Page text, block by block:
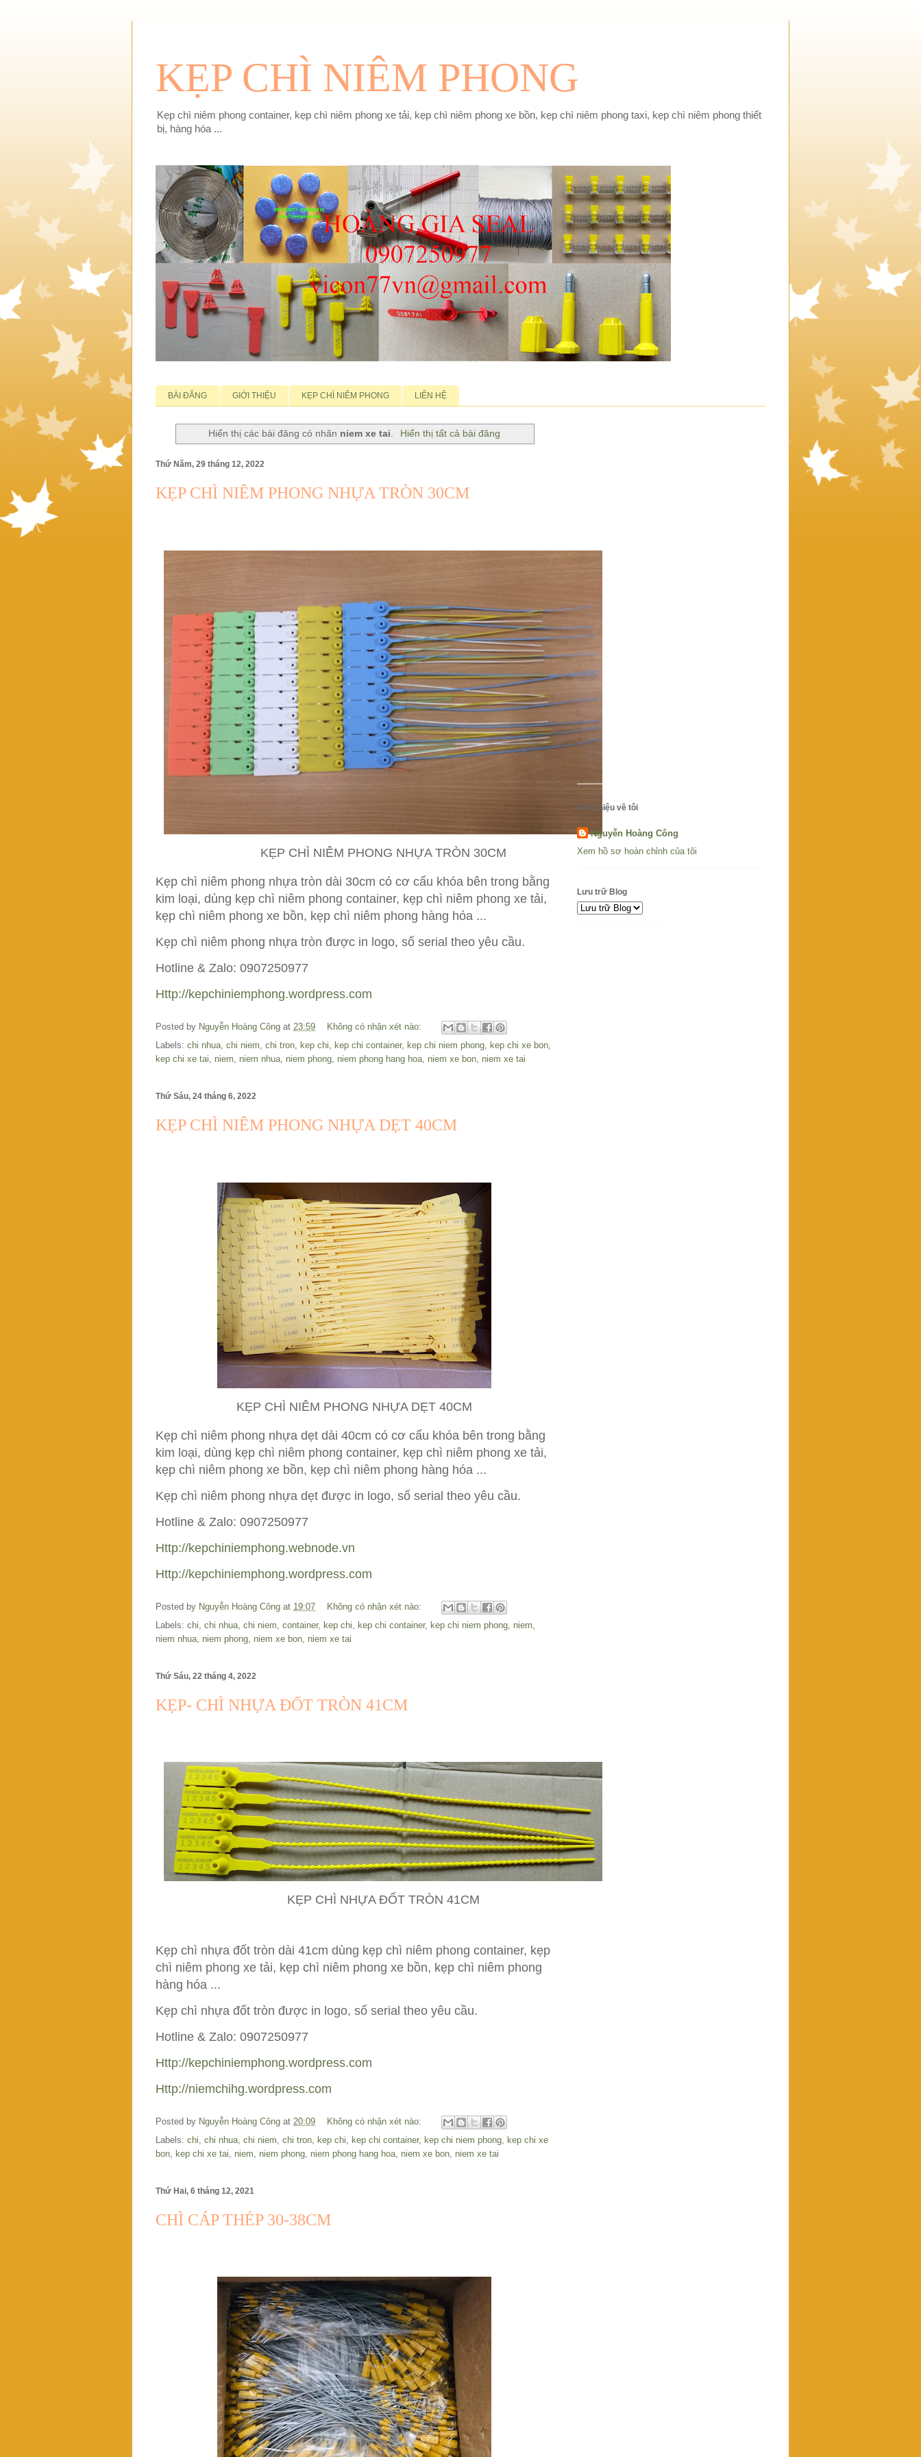
KẸP CHÌ NIÊM PHONG
Kẹp chì niêm phong container, kẹp chì niêm phong xe tải, kẹp chì niêm phong xe bồn, kẹp chì niêm phong taxi, kẹp chì niêm phong thiết
bị, hàng hóa ...
BÀI ĐĂNG GIỚI THIỆU KẸP CHÌ NIÊM PHONG LIÊN HỆ
Hiển thị các bài đăng có nhãn niem xe tai Hiển thị tất cả bài đăng
Thứ Năm, 29 tháng 12, 2022
KẸP CHÌ NIÊM PHONG NHỰA TRÒN 30CM
KẸP CHÌ NIÊM PHONG NHỰA TRÒN 30CM
Kẹp chì niêm phong nhựa tròn dài 30cm có cơ cấu khóa bên trong bằng
kim loại, dùng kẹp chì niêm phong container, kẹp chì niêm phong xe tải,
kẹp chì niêm phong xe bồn, kẹp chì niêm phong hàng hóa ...
Kẹp chì niêm phong nhựa tròn được in logo, số serial theo yêu cầu.
Hotline & Zalo: 0907250977
Http://kepchiniemphong.wordpress.com
Posted by Nguyễn Hoàng Công at 23:59
Không có nhận xét nào:
Labels: chi nhua chi niem chi tron kep chi kep chi container, kep chi niem phong kep chi xe bon
kep chi xe tai
niem niem nhua niem phong niem phong hang hoa niem xe bon niem xe tai
Thứ Sáu, 24 tháng 6, 2022
KẸP CHÌ NIÊM PHONG NHỰA DẸT 40CM
KẸP CHÌ NIÊM PHONG NHỰA DẸT 40CM
Kẹp chì niêm phong nhựa dẹt dài 40cm có cơ cấu khóa bên trong bằng
kim loại, dùng kẹp chì niêm phong container, kẹp chì niêm phong xe tải,
kẹp chì niêm phong xe bồn, kẹp chì niêm phong hàng hóa ...
Kẹp chì niêm phong nhựa dẹt được in logo, số serial theo yêu cầu.
Hotline & Zalo: 0907250977
Http://kepchiniemphong.webnode.vn
Http://kepchiniemphong.wordpress.com
Posted by Nguyễn Hoàng Công at 19:07
Không có nhận xét nào:
Labels: chi chi nhua chi niem container, kep chi kep chi container, kep chi niem phong niem
niem nhua niem phong niem xe bon niem xe tai
Thứ Sáu, 22 tháng 4, 2022
KẸP- CHÌ NHỰA ĐỐT TRÒN 41CM
KẸP CHÌ NHỰA ĐỐT TRÒN 41CM
Kẹp chì nhựa đốt tròn dài 41cm dùng kẹp chì niêm phong container, kẹp
chì niêm phong xe tải, kẹp chì niêm phong xe bồn, kẹp chì niêm phong
hàng hóa ...
Kẹp chì nhựa đốt tròn được in logo, số serial theo yêu cầu.
Hotline & Zalo: 0907250977
Http://kepchiniemphong.wordpress.com
Http://niemchihg.wordpress.com
Posted by Nguyễn Hoàng Công at 20:09
Không có nhận xét nào:
Labels: chi chi nhua chi niem chi tron kep chi kep chi container, kep chi niem phong kep chi xe
bon kep chi xe tai niem niem phong niem phong hang hoa niem xe bon niem xe tai
Thứ Hai, 6 tháng 12, 2021
CHÌ CÁP THÉP 30-38CM
Giới thiệu về tôi
Nguyễn Hoàng Công
Xem hồ sơ hoàn chỉnh của tôi
Lưu trữ Blog